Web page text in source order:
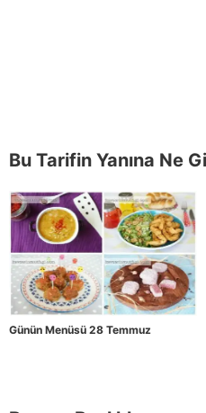
Bu Tarifin Yanına Ne
Günün Menüsü 28 Temmuz